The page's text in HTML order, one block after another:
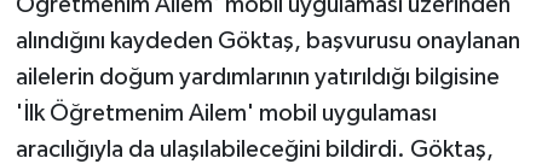
Öğretmenim Ailem' mobil uygulaması üzerinden
alındığını kaydeden Göktaş, başvurusu onaylanan
ailelerin doğum yardımlarının yatırıldığı bilgisine
'İlk Öğretmenim Ailem' mobil uygulaması
aracılığıyla da ulaşılabileceğini bildirdi. Göktaş,